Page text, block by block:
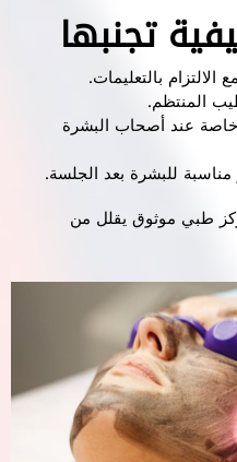
تجنبها
بالتعليمات.
المنتظم.
عند أصحاب البشرة
للبشرة بعد الجلسة.
طبي موثوق يقلل من